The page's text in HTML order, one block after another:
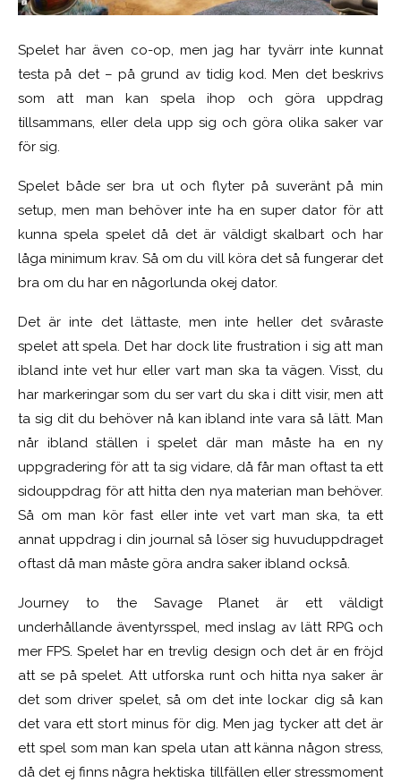
Spelet har även co-op, men jag har tyvärr inte kunnat
testa på det – på grund av tidig kod. Men det beskrivs
som att man kan spela ihop och göra uppdrag
tillsammans, eller dela upp sig och göra olika saker var
för sig.
Spelet både ser bra ut och flyter på suveränt på min
setup, men man behöver inte ha en super dator för att
kunna spela spelet då det är väldigt skalbart och har
låga minimum krav. Så om du vill köra det så fungerar det
bra om du har en någorlunda okej dator.
Det är inte det lättaste, men inte heller det svåraste
spelet att spela. Det har dock lite frustration i sig att man
ibland inte vet hur eller vart man ska ta vägen. Visst, du
har markeringar som du ser vart du ska i ditt visir, men att
ta sig dit du behöver nå kan ibland inte vara så lätt. Man
når ibland ställen i spelet där man måste ha en ny
uppgradering för att ta sig vidare, då får man oftast ta ett
sidouppdrag för att hitta den nya materian man behöver.
Så om man kör fast eller inte vet vart man ska, ta ett
annat uppdrag i din journal så löser sig huvuduppdraget
oftast då man måste göra andra saker ibland också.
Journey to the Savage Planet är ett väldigt
underhållande äventyrsspel, med inslag av lätt RPG och
mer FPS. Spelet har en trevlig design och det är en fröjd
att se på spelet. Att utforska runt och hitta nya saker är
det som driver spelet, så om det inte lockar dig så kan
det vara ett stort minus för dig. Men jag tycker att det är
ett spel som man kan spela utan att känna någon stress,
då det ej finns några hektiska tillfällen eller stressmoment